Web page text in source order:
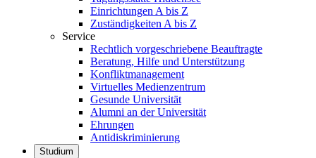
Einrichtungen A bis Z
Zuständigkeiten A bis Z
Service
Rechtlich vorgeschriebene Beauftragte
Beratung, Hilfe und Unterstützung
Konfliktmanagement
Virtuelles Medienzentrum
Gesunde Universität
Alumni an der Universität
Ehrungen
Antidiskriminierung
Studium